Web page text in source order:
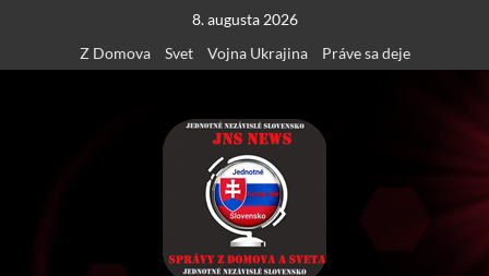
content
8. augusta 2026
Z Domova
Svet Vojna Ukrajina Práve sa deje